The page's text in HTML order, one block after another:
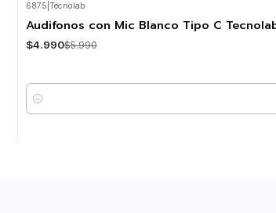
-17%
6875 Tecnolab
Audifonos con Mic Blanco Tipo C
$4.990$5.990
Cantidad